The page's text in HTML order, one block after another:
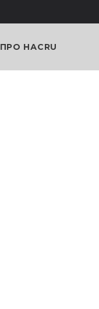
ПРО НАСRU